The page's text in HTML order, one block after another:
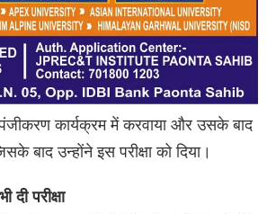
कार्यक्रम में करवाया और उसके बाद
बाद उन्होंने इस परीक्षा को दिया।
दी परीक्षा